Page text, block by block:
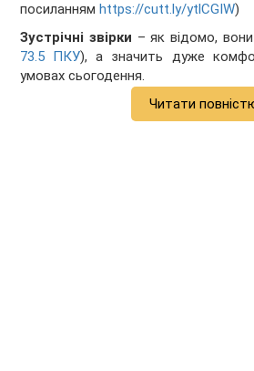
посиланнямhttps://cutt.ly/ytlCGIW)
Зустрічні звірки – як відомо,
73.5 ПКУ), а значить дуже
умовах сьогодення.
Читати